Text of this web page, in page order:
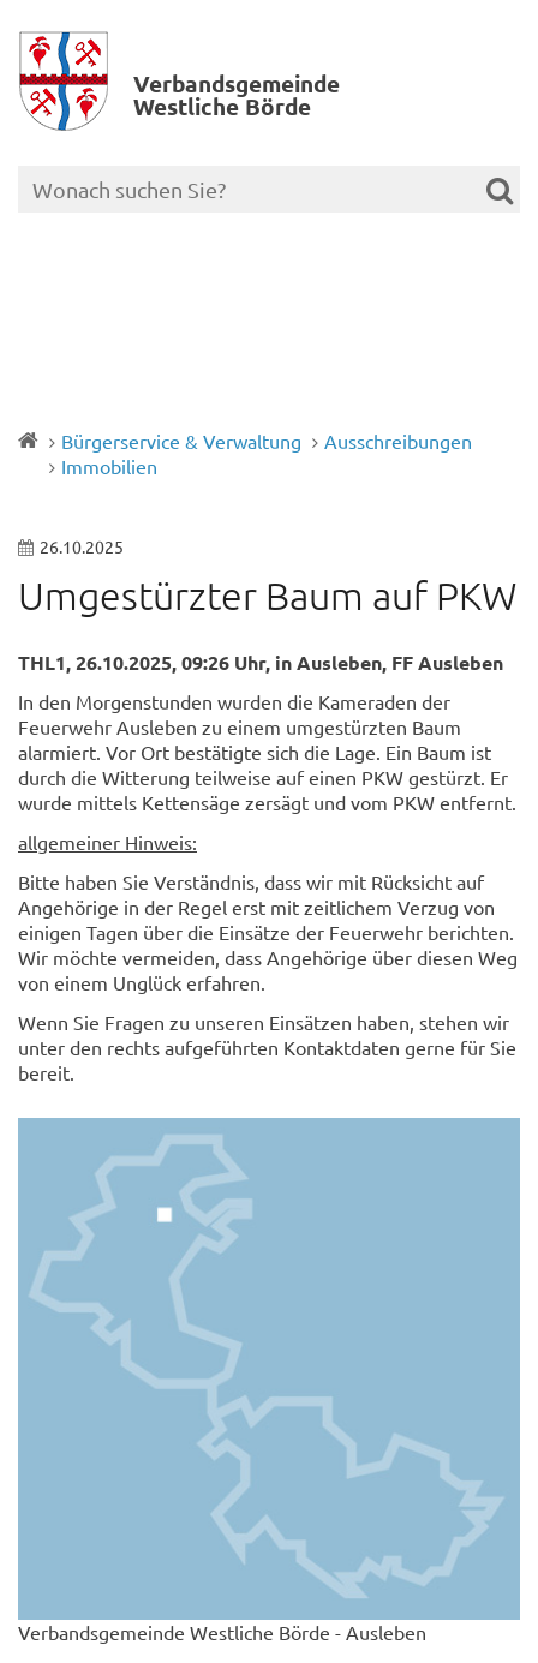
Verbands­gemeinde
Westliche Börde
Bürgerservice & Verwaltung
Ausschreibungen
Immobilien
26.10.2025
Umgestürzter Baum auf PKW
THL1, 26.10.2025, 09:26 Uhr, in Ausleben, FF Ausleben
In den Morgenstunden wurden die Kameraden der
Feuerwehr Ausleben zu einem umgestürzten Baum
alarmiert. Vor Ort bestätigte sich die Lage. Ein Baum ist
durch die Witterung teilweise auf einen PKW gestürzt. Er
wurde mittels Kettensäge zersägt und vom PKW entfernt.
allgemeiner Hinweis:
Bitte haben Sie Verständnis, dass wir mit Rücksicht auf
Angehörige in der Regel erst mit zeitlichem Verzug von
einigen Tagen über die Einsätze der Feuerwehr berichten.
Wir möchte vermeiden, dass Angehörige über diesen Weg
von einem Unglück erfahren.
Wenn Sie Fragen zu unseren Einsätzen haben, stehen wir
unter den rechts aufgeführten Kontaktdaten gerne für Sie
bereit.
Verbandsgemeinde Westliche Börde - Ausleben